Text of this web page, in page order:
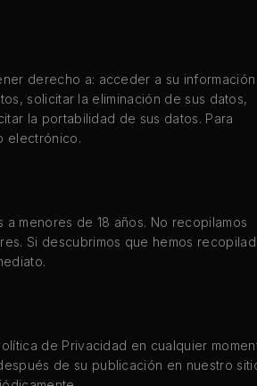
derecho a: acceder a su información
solicitar la eliminación de sus datos,
la portabilidad de sus datos. Para
electrónico.
menores de 18 años. No recopilamos
Si descubrimos que hemos
de Privacidad en cualquier
de su publicación en nuestro